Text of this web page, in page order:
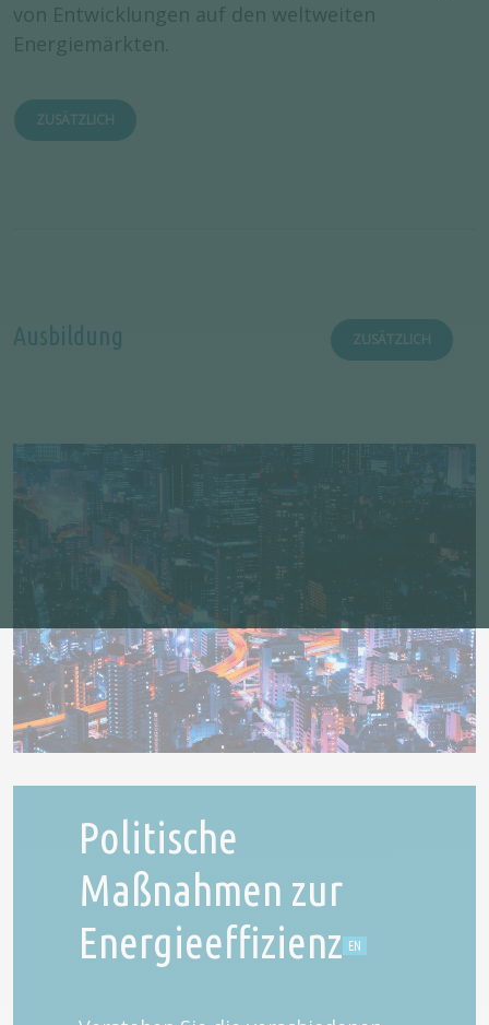
von Entwicklungen auf den weltweiten
Energiemärkten.
ZUSÄTZLICH
Ausbildung ZUSÄTZLICH
Politische
Maßnahmen zur
Energieeffizienz